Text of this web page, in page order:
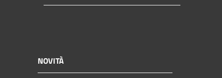
NOVITÀ